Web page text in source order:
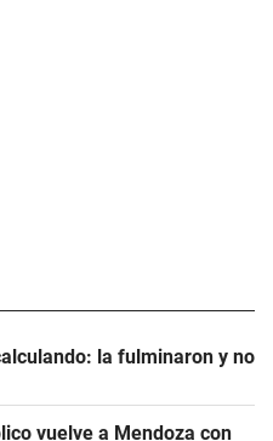
la fulminaron y no
vuelve a Mendoza con